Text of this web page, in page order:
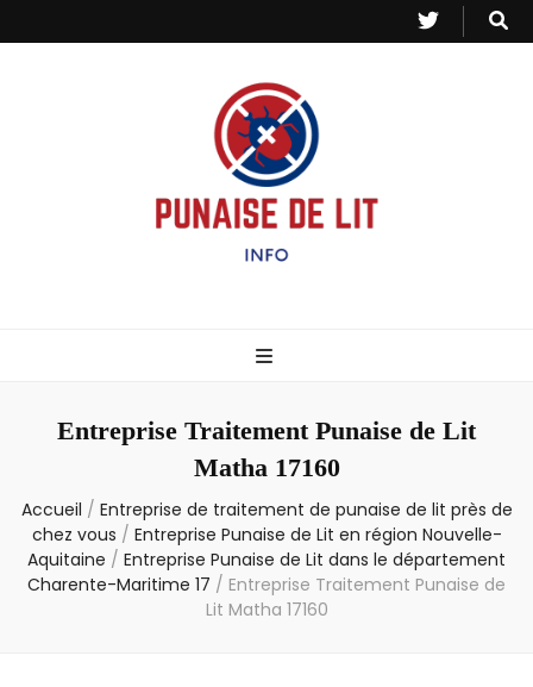
– Info
Entreprise Traitement Punaise de Lit
Matha 17160
Accueil / Entreprise de traitement de punaise de lit près de
chez vous / Entreprise Punaise de Lit en région Nouvelle-
Aquitaine / Entreprise Punaise de Lit dans le département
Charente-Maritime 17 / Entreprise Traitement Punaise de
Lit Matha 17160